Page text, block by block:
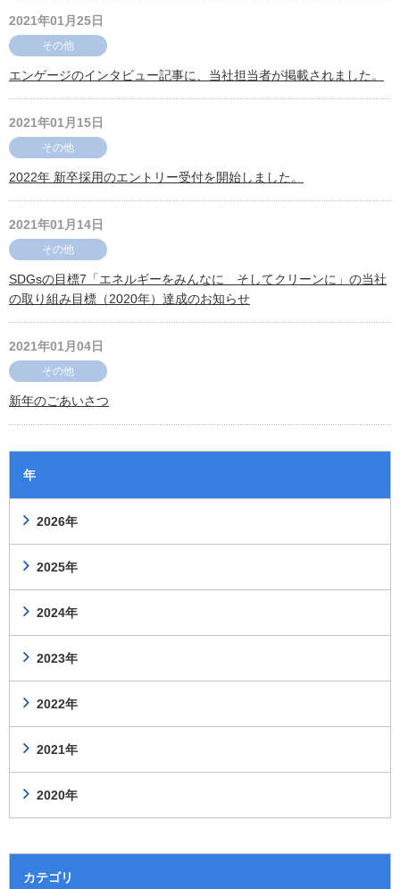
2021年01月25日
その他
エンゲージのインタビュー記事に、当社担当者が掲載されました。
2021年01月15日
その他
2022年 新卒採用のエントリー受付を開始しました。
2021年01月14日
その他
SDGsの目標7「エネルギーをみんなに そしてクリーンに」の当社
の取り組み目標（2020年）達成のお知らせ
2021年01月04日
その他
新年のごあいさつ
年
2026年
2025年
2024年
2023年
2022年
2021年
2020年
カテゴリ